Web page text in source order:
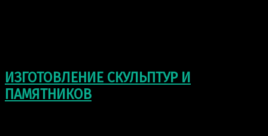
ИЗГОТОВЛЕНИЕ СКУЛЬПТУР И
ПАМЯТНИКОВ